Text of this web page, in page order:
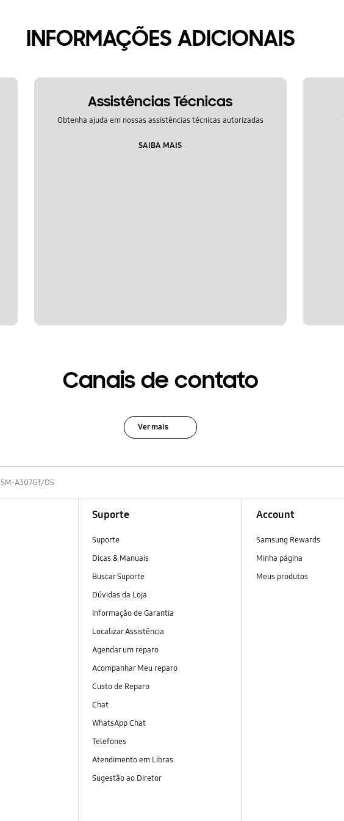
INFORMAÇÕES ADICIONAIS
Assistências Técnicas
Obtenha ajuda em nossas assistências técnicas autorizadas
SAIBA MAIS
Canais de contato
Ver mais
SM-A307GT/DS
Suporte
Suporte
Dicas & Manuais
Buscar Suporte
Dúvidas da Loja
Informação de Garantia
Localizar Assistência
Agendar um reparo
Acompanhar Meu reparo
Custo de Reparo
Chat
WhatsApp Chat
Telefones
Atendimento em Libras
Sugestão ao Diretor
Account
Samsung Rewards
Minha página
Meus produtos